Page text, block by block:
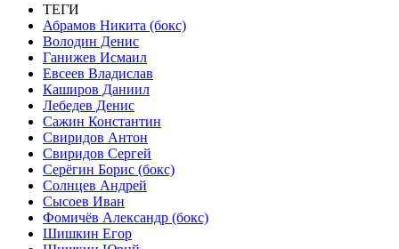
ТЕГИ
Абрамов Никита (бокс)
Володин Денис
Ганижев Исмаил
Евсеев Владислав
Каширов Даниил
Лебедев Денис
Сажин Константин
Свиридов Антон
Свиридов Сергей
Серёгин Борис (бокс)
Солнцев Андрей
Сысоев Иван
Фомичёв Александр (бокс)
Шишкин Егор